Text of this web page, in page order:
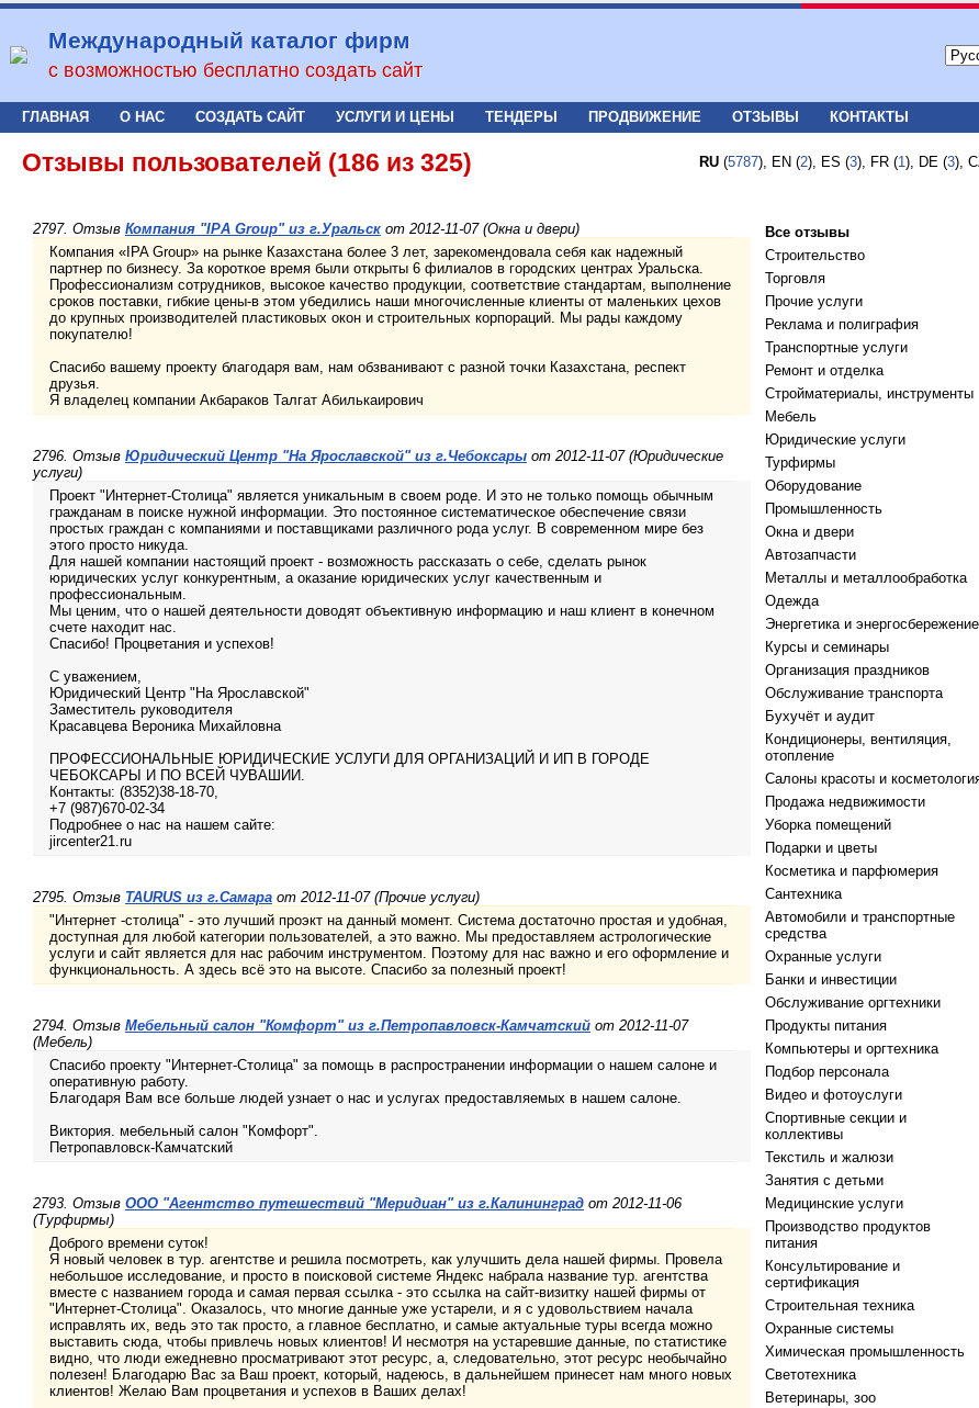
Международный каталог фирм
с возможностью бесплатно создать сайт
ГЛАВНАЯ О НАС СОЗДАТЬ САЙТ УСЛУГИ И ЦЕНЫ ТЕНДЕРЫ ПРОДВИЖЕНИЕ ОТЗЫВЫ КОНТАКТЫ
Отзывы пользователей (186 из 325) RU (5787), EN (2), ES (3), FR (1), DE (3),
2797. Отзыв Компания "IPА Grouр" из г.Уральск от 2012-11-07 (Окна и двери)
Компания «IPA Group» на рынке Казахстана более 3 лет, зарекомендовала себя как надежный
партнер по бизнесу. За короткое время были открыты 6 филиалов в городских центрах Уральска.
Профессионализм сотрудников, высокое качество продукции, соответствие стандартам, выполнение
сроков поставки, гибкие цены-в этом убедились наши многочисленные клиенты от маленьких цехов
до крупных производителей пластиковых окон и строительных корпораций. Мы рады каждому
покупателю!
Спасибо вашему проекту благодаря вам, нам обзванивают с разной точки Казахстана, респект
друзья.
Я владелец компании Акбараков Талгат Абилькаирович
2796. Отзыв Юридический Центр "На Ярославской" из г.Чебоксары от 2012-11-07 (Юридические
услуги)
Проект "Интернет-Столица" является уникальным в своем роде. И это не только помощь обычным
гражданам в поиске нужной информации. Это постоянное систематическое обеспечение связи
простых граждан с компаниями и поставщиками различного рода услуг. В современном мире без
этого просто никуда.
Для нашей компании настоящий проект - возможность рассказать о себе, сделать рынок
юридических услуг конкурентным, а оказание юридических услуг качественным и
профессиональным.
Мы ценим, что о нашей деятельности доводят объективную информацию и наш клиент в конечном
счете находит нас.
Спасибо! Процветания и успехов!
С уважением,
Юридический Центр "На Ярославской"
Заместитель руководителя
Красавцева Вероника Михайловна
ПРОФЕССИОНАЛЬНЫЕ ЮРИДИЧЕСКИЕ УСЛУГИ ДЛЯ ОРГАНИЗАЦИЙ И ИП В ГОРОДЕ
ЧЕБОКСАРЫ И ПО ВСЕЙ ЧУВАШИИ.
Контакты: (8352)38-18-70,
+7 (987)670-02-34
Подробнее о нас на нашем сайте:
jircenter21.ru
2795. Отзыв TAURUS из г.Самара от 2012-11-07 (Прочие услуги)
"Интернет -столица" - это лучший проэкт на данный момент. Система достаточно простая и удобная,
доступная для любой категории пользователей, а это важно. Мы предоставляем астрологические
услуги и сайт является для нас рабочим инструментом. Поэтому для нас важно и его оформление и
функциональность. А здесь всё это на высоте. Спасибо за полезный проект!
2794. Отзыв Мебельный салон "Комфорт" из г.Петропавловск-Камчатский от 2012-11-07
(Мебель)
Спасибо проекту "Интернет-Столица" за помощь в распространении информации о нашем салоне и
оперативную работу.
Благодаря Вам все больше людей узнает о нас и услугах предоставляемых в нашем салоне.
Виктория. мебельный салон "Комфорт".
Петропавловск-Камчатский
2793. Отзыв ООО "Агентство путешествий "Меридиан" из г.Калининград от 2012-11-06
(Турфирмы)
Доброго времени суток!
Я новый человек в тур. агентстве и решила посмотреть, как улучшить дела нашей фирмы. Провела
небольшое исследование, и просто в поисковой системе Яндекс набрала название тур. агентства
вместе с названием города и самая первая ссылка - это ссылка на сайт-визитку нашей фирмы от
"Интернет-Столица". Оказалось, что многие данные уже устарели, и я с удовольствием начала
исправлять их, ведь это так просто, а главное бесплатно, и самые актуальные туры всегда можно
выставить сюда, чтобы привлечь новых клиентов! И несмотря на устаревшие данные, по статистике
видно, что люди ежедневно просматривают этот ресурс, а, следовательно, этот ресурс необычайно
полезен! Благодарю Вас за Ваш проект, который, надеюсь, в дальнейшем принесет нам много новых
клиентов! Желаю Вам процветания и успехов в Ваших делах!
Все отзывы
Строительство
Торговля
Прочие услуги
Реклама и полиграфия
Транспортные услуги
Ремонт и отделка
Стройматериалы, инструменты
Мебель
Юридические услуги
Турфирмы
Оборудование
Промышленность
Окна и двери
Автозапчасти
Металлы и металлообработка
Одежда
Энергетика и энергосбережение
Курсы и семинары
Организация праздников
Обслуживание транспорта
Бухучёт и аудит
Кондиционеры, вентиляция,
отопление
Салоны красоты и
Продажа недвижимости
Уборка помещений
Подарки и цветы
Косметика и парфюмерия
Сантехника
Автомобили и транспортные
средства
Охранные услуги
Банки и инвестиции
Обслуживание оргтехники
Продукты питания
Компьютеры и оргтехника
Подбор персонала
Видео и фотоуслуги
Спортивные секции и
коллективы
Текстиль и жалюзи
Занятия с детьми
Медицинские услуги
Производство продуктов
питания
Консультирование и
сертификация
Строительная техника
Охранные системы
Химическая промышленность
Светотехника
Ветеринары, зоо